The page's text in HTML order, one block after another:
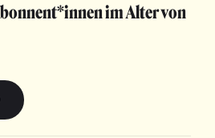
im Alter von